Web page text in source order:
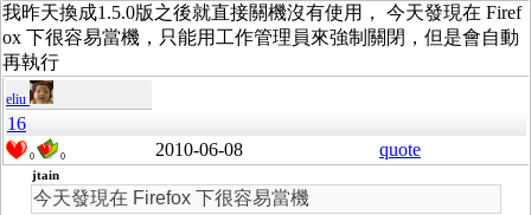
我昨天換成1.5.0版之後就直接關機沒有使用， 今天發現在 Firef
ox 下很容易當機，只能用工作管理員來強制關閉，但是會自動
再執行
eliu
16
0 0 2010-06-08 quote
jtain
今天發現在 Firefox 下很容易當機